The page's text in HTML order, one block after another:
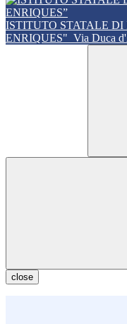
ISTITUTO STATALE DI
ENRIQUES" Via Duca
close